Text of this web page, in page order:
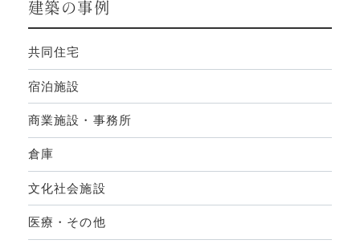
建築の事例
共同住宅
宿泊施設
商業施設・事務所
倉庫
文化社会施設
医療・その他